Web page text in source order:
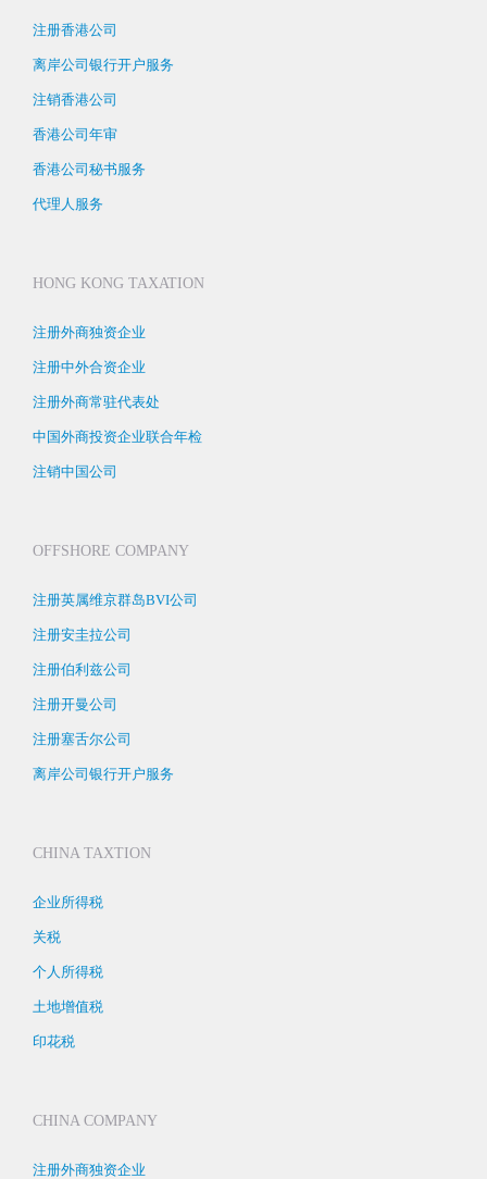
注册香港公司
离岸公司银行开户服务
注销香港公司
香港公司年审
香港公司秘书服务
代理人服务
HONG KONG TAXATION
注册外商独资企业
注册中外合资企业
注册外商常驻代表处
中国外商投资企业联合年检
注销中国公司
OFFSHORE COMPANY
注册英属维京群岛BVI公司
注册安圭拉公司
注册伯利兹公司
注册开曼公司
注册塞舌尔公司
离岸公司银行开户服务
CHINA TAXTION
企业所得税
关税
个人所得税
土地增值税
印花税
CHINA COMPANY
注册外商独资企业